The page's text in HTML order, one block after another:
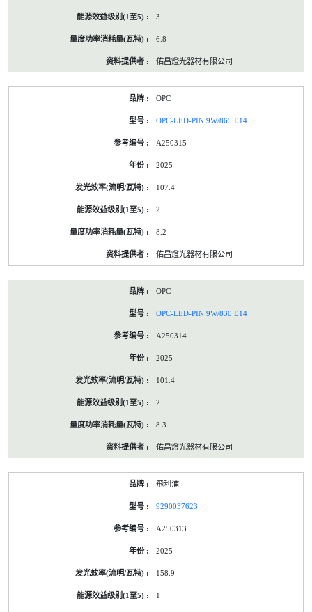
3
6.8
佑昌燈光器材有限公司
OPC
OPC-LED-PIN 9W/865 E14
A250315
2025
107.4
2
8.2
佑昌燈光器材有限公司
OPC
OPC-LED-PIN 9W/830 E14
A250314
2025
101.4
2
8.3
佑昌燈光器材有限公司
飛利浦
9290037623
A250313
2025
158.9
1